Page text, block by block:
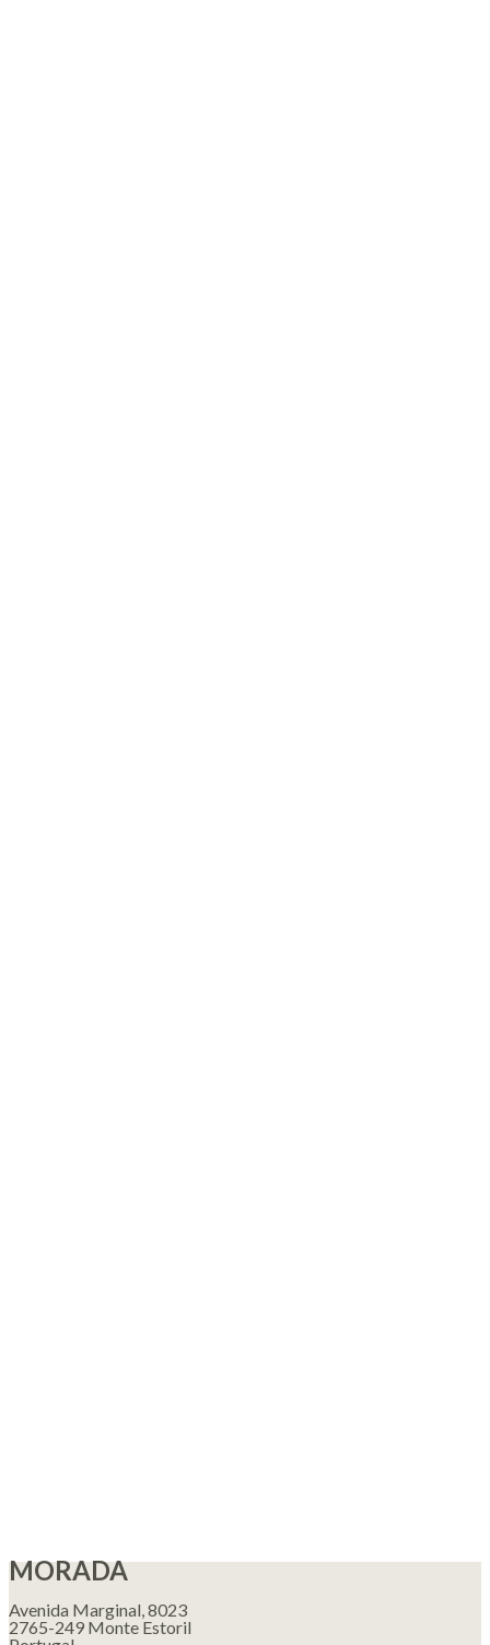
MORADA
Avenida Marginal, 8023
2765-249 Monte Estoril